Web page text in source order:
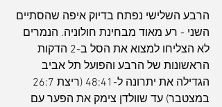
הרבע השלישי נפתח בדיוק איפה שהסתיים
השני - רע מאוד מבחינת חולוניה. הנמרים
לא הצליחו למצוא את הסל ב-2 הדקות
הראשונות של הרבע והפועל תל אביב
במצטבר) עד שוולדן צימק את הפער עם